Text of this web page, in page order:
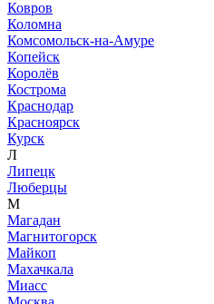
Ковров
Коломна
Комсомольск-на-Амуре
Копейск
Королёв
Кострома
Краснодар
Красноярск
Курск
Л
Липецк
Люберцы
М
Магадан
Магнитогорск
Майкоп
Махачкала
Миасс